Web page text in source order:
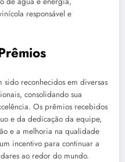
responsável e
sido reconhecidos em diversas
consolidando sua
Os prêmios recebidos
e da dedicação da equipe,
e a melhoria na qualidade
incentivo para continuar a
ao redor do mundo.